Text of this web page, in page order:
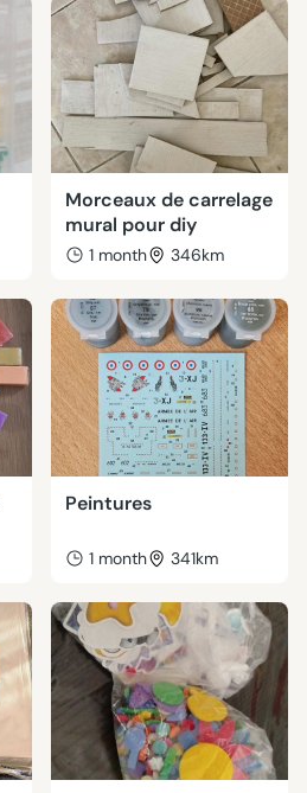
Morceaux de carrelage
mural pour diy
1 month 346km
Peintures
1 month 341km